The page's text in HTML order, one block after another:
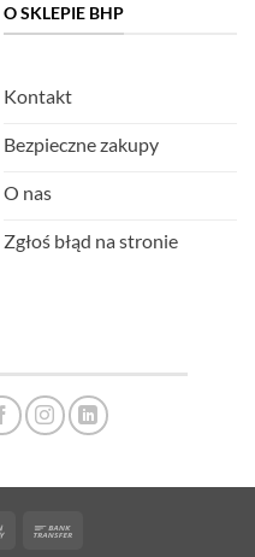
O SKLEPIE BHP
Kontakt
Bezpieczne zakupy
O nas
Zgłoś błąd na stronie
Cash